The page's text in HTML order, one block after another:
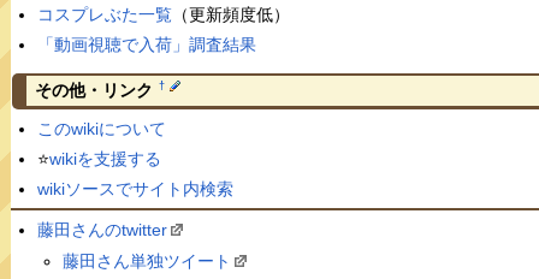
コスプレぶた一覧（更新頻度低）
「動画視聴で入荷」調査結果
その他・リンク †
このwikiについて
⭐️wikiを支援する
wikiソースでサイト内検索
藤田さんのtwitter
藤田さん単独ツイート